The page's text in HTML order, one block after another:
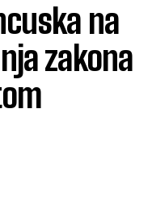
na
zakona